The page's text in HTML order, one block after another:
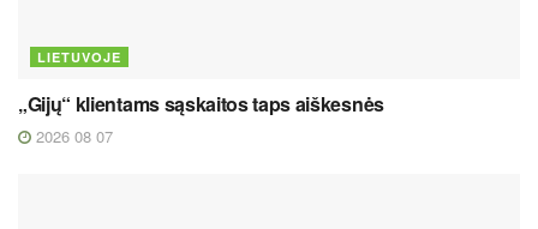
LIETUVOJE
„Gijų“ klientams sąskaitos taps aiškesnės
2026 08 07